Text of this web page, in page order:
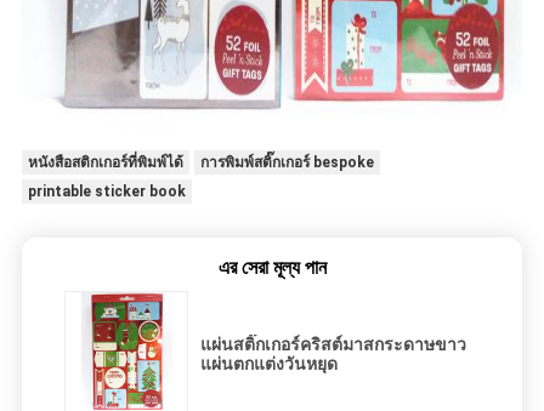
หนังสือสติกเกอร์ที่พิมพ์ได้
การพิมพ์สติ๊กเกอร์ bespoke
printable sticker book
এর সেরা মূল্য পান
แผ่นสติ๊กเกอร์คริสต์มาสกระดาษขาว
แผ่นตกแต่งวันหยุด